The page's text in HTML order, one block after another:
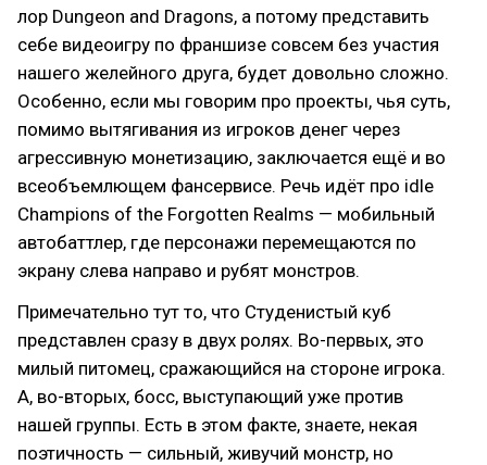
лор Dungeon and Dragons, а потому представить
себе видеоигру по франшизе совсем без участия
нашего желейного друга, будет довольно сложно.
Особенно, если мы говорим про проекты, чья суть,
помимо вытягивания из игроков денег через
агрессивную монетизацию, заключается ещё и во
всеобъемлющем фансервисе. Речь идёт про idle
Champions of the Forgotten Realms — мобильный
автобаттлер, где персонажи перемещаются по
экрану слева направо и рубят монстров.
Примечательно тут то, что Студенистый куб
представлен сразу в двух ролях. Во-первых, это
милый питомец, сражающийся на стороне игрока.
А, во-вторых, босс, выступающий уже против
нашей группы. Есть в этом факте, знаете, некая
поэтичность — сильный, живучий монстр, но